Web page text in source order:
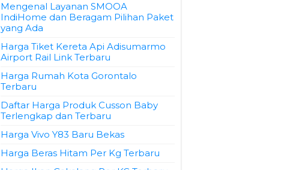
Mengenal Layanan SMOOA
IndiHome dan Beragam Pilihan Paket
yang Ada
Harga Tiket Kereta Api Adisumarmo
Airport Rail Link Terbaru
Harga Rumah Kota Gorontalo
Terbaru
Daftar Harga Produk Cusson Baby
Terlengkap dan Terbaru
Harga Vivo Y83 Baru Bekas
Harga Beras Hitam Per Kg Terbaru